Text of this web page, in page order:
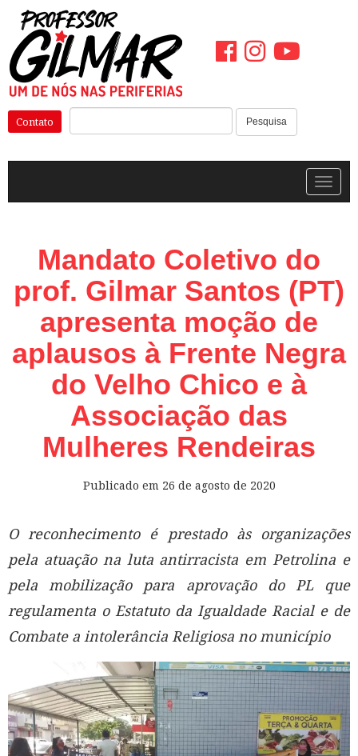
Pular
para
o
conteúdo
Pesquisa
Contato
Mandato Coletivo do
prof. Gilmar Santos (PT)
apresenta moção de
aplausos à Frente Negra
do Velho Chico e à
Associação das
Mulheres Rendeiras
Publicado em 26 de agosto de 2020
O reconhecimento é prestado às organizações
pela atuação na luta antirracista em Petrolina e
pela mobilização para aprovação do PL que
regulamenta o Estatuto da Igualdade Racial e de
Combate a intolerância Religiosa no município